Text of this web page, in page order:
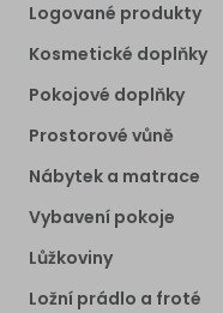
Logované produkty
Kosmetické doplňky
Pokojové doplňky
Prostorové vůně
Nábytek a matrace
Vybavení pokoje
Lůžkoviny
Ložní prádlo a froté